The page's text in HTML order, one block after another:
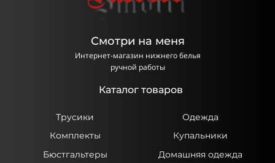
Смотри на меня
Интернет-магазин нижнего белья
ручной работы
Каталог товаров
Трусики
Одежда
Комплекты
Купальники
Бюстгальтеры
Домашняя одежда